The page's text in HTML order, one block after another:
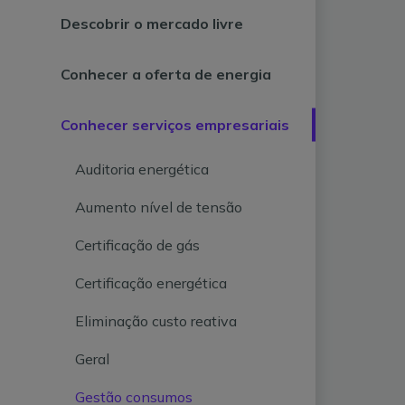
Descobrir o mercado livre
Conhecer a oferta de energia
Conhecer serviços empresariais
Auditoria energética
Aumento nível de tensão
Certificação de gás
Certificação energética
Eliminação custo reativa
Geral
Gestão consumos